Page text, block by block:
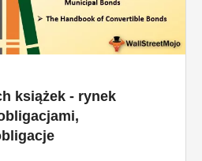
książek - rynek